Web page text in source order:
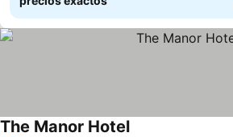
The Manor Hotel